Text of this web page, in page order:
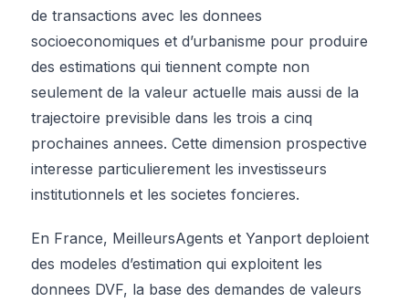
de transactions avec les donnees
socioeconomiques et d’urbanisme pour produire
des estimations qui tiennent compte non
seulement de la valeur actuelle mais aussi de la
trajectoire previsible dans les trois a cinq
prochaines annees. Cette dimension prospective
interesse particulierement les investisseurs
institutionnels et les societes foncieres.
En France, MeilleursAgents et Yanport deploient
des modeles d’estimation qui exploitent les
donnees DVF, la base des demandes de valeurs